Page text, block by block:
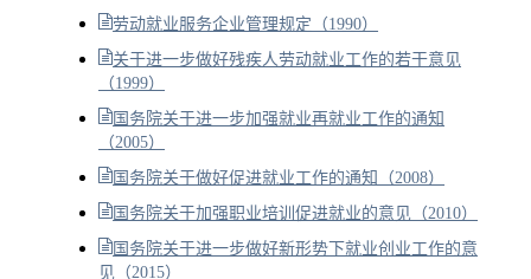
劳动就业服务企业管理规定（1990）
关于进一步做好残疾人劳动就业工作的若干意见
（1999）
国务院关于进一步加强就业再就业工作的通知
（2005）
国务院关于做好促进就业工作的通知（2008）
国务院关于加强职业培训促进就业的意见（2010）
国务院关于进一步做好新形势下就业创业工作的意
见（2015）